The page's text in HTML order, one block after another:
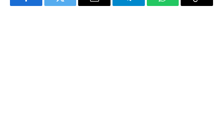
FacebookTwitter Email TelegramWhatsAppCopy